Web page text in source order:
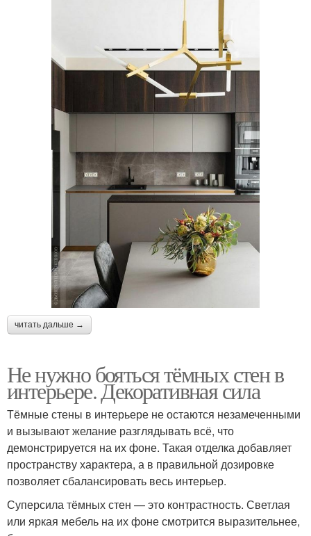
читать дальше →
Не нужно бояться тёмных стен в
интерьере. Декоративная сила
Тёмные стены в интерьере не остаются незамеченными
и вызывают желание разглядывать всё, что
демонстрируется на их фоне. Такая отделка добавляет
пространству характера, а в правильной дозировке
позволяет сбалансировать весь интерьер.
Суперсила тёмных стен — это контрастность. Светлая
или яркая мебель на их фоне смотрится выразительнее,